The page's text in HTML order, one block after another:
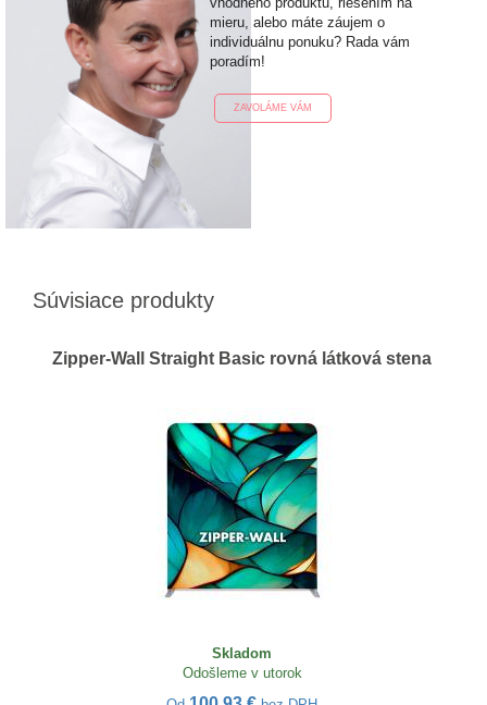
mieru, alebo máte záujem o
individuálnu ponuku? Rada vám
poradím!
ZAVOLÁME VÁM
Súvisiace produkty
Zipper-Wall Straight Basic rovná látková stena
Skladom
Odošleme v utorok